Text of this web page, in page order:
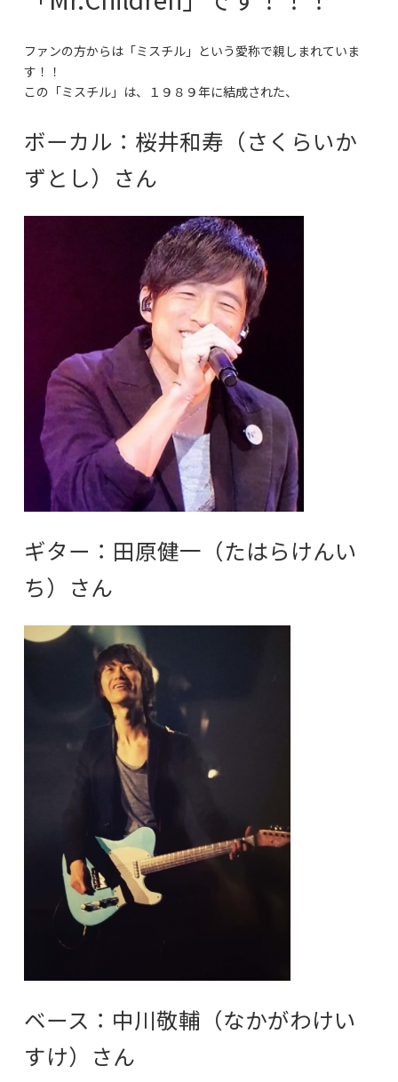
ファンの方からは「ミスチル」という愛称で親しまれていま
す！！
この「ミスチル」は、１９８９年に結成された、
ボーカル：桜井和寿（さくらいか
ずとし）さん
ギター：田原健一（たはらけんい
ち）さん
ベース：中川敬輔（なかがわけい
すけ）さん